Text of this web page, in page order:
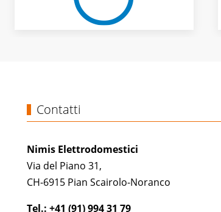
Contatti
Nimis Elettrodomestici
Via del Piano 31,
CH-6915 Pian Scairolo-Noranco
Tel.: +41 (91) 994 31 79